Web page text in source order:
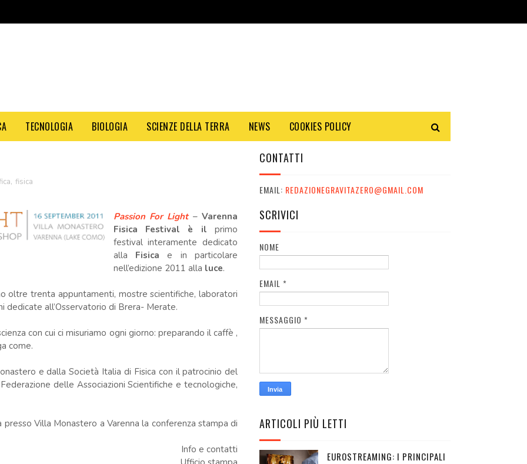
TECNOLOGIA BIOLOGIA SCIENZE DELLA TERRA NEWS COOKIES POLICY
, fisica
Passion For Light–Varenna
Fisica Festival è ilprimo
festival interamente dedicato
alla Fisica e in particolare
nell’edizione 2011 alla luce.
oltre trenta appuntamenti, mostre scientifiche, laboratori
dedicate all’Osservatorio di Brera- Merate.
con cui ci misuriamo ogni giorno: preparando il caffè ,
come.
e dalla Società Italia di Fisica con il patrocinio del
delle Associazioni Scientifiche e tecnologiche,
Villa Monastero a Varenna la conferenza stampa di
Info e contatti
CONTATTI
EMAIL: REDAZIONEGRAVITAZERO@GMAIL.COM
SCRIVICI
NOME
EMAIL *
MESSAGGIO *
ARTICOLI PIÙ LETTI
EUROSTREAMING: I PRINCIPALI